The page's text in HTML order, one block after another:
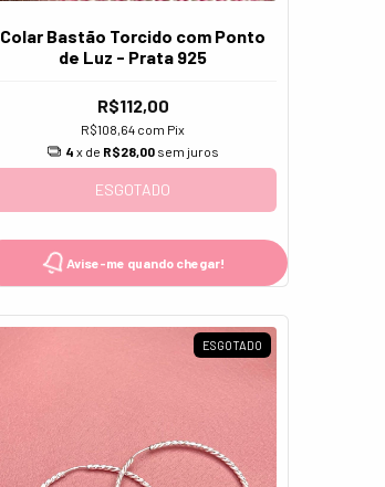
Colar Bastão Torcido com Ponto
de Luz - Prata 925
R$112,00
R$108,64 com Pix
4 x de R$28,00 sem juros
ESGOTADO
Avise-me quando chegar!
ESGOTADO